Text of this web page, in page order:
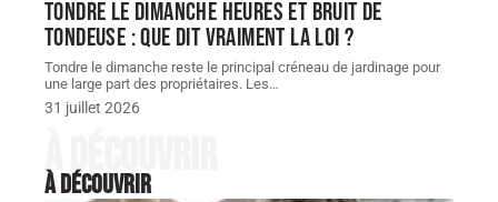
Tondre le dimanche heures et bruit de
tondeuse : que dit vraiment la loi ?
Tondre le dimanche reste le principal créneau de jardinage pour
une large part des propriétaires. Les…
31 juillet 2026
À découvrir
À découvrir